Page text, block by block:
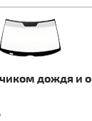
дождя и